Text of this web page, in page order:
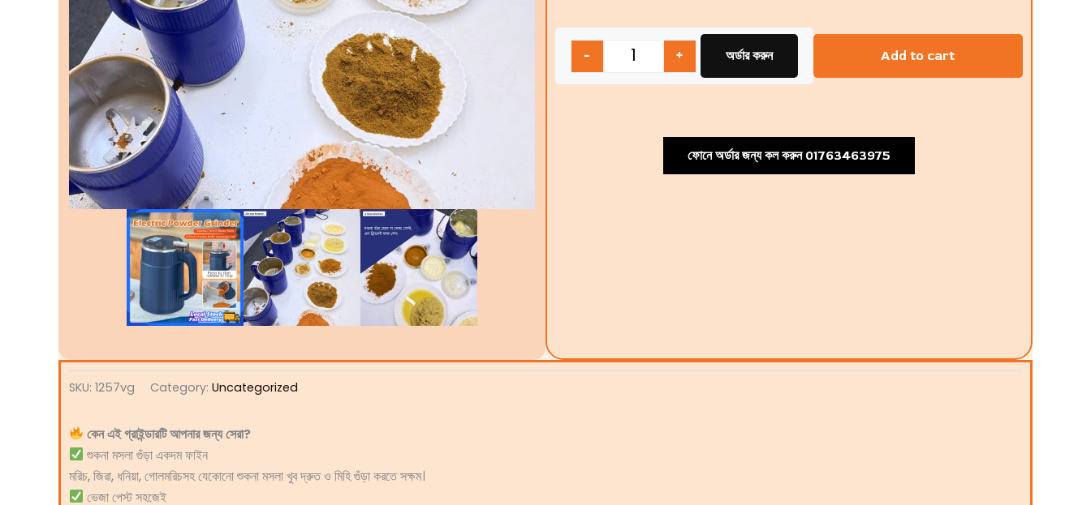
Quantity
- + অর্ডার করুন Add to cart
ফোনে অর্ডার জন্য কল করুন 01763463975
SKU: 1257vg Category: Uncategorized
কেন এই গ্রাইন্ডারটি আপনার জন্য সেরা?
শুকনা মসলা গুঁড়া একদম ফাইন
মরিচ, জিরা, ধনিয়া, গোলমরিচসহ যেকোনো শুকনা মসলা খুব দ্রুত ও মিহি গুঁড়া করতে সক্ষম।
ভেজা পেস্ট সহজেই